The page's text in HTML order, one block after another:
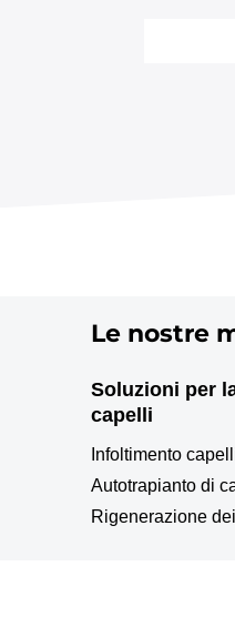
Le nostre
Soluzioni per
capelli
Infoltimento
Autotrapianto di
Rigenerazione